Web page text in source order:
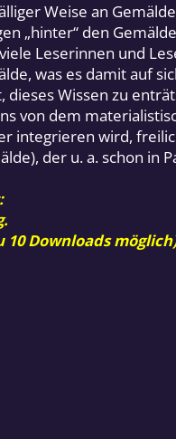
Weise an
„hinter“ den
Leserinnen und
was es damit auf
Wissen zu
von dem
integrieren wird,
der u. a. schon in
Downloads